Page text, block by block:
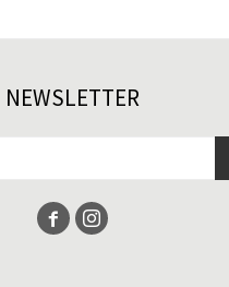
NEWSLETTER
 